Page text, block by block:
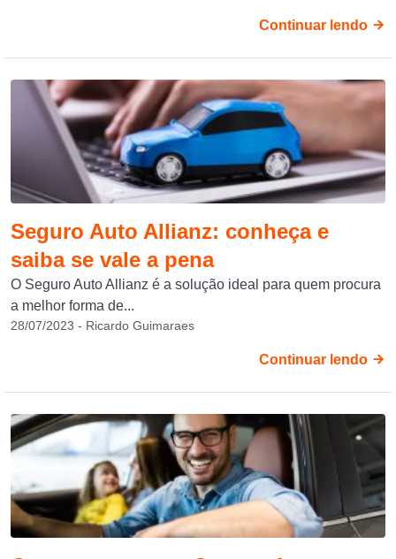
Continuar lendo
Seguro Auto Allianz: conheça e
saiba se vale a pena
O Seguro Auto Allianz é a solução ideal para quem procura
a melhor forma de...
28/07/2023 - Ricardo Guimaraes
Continuar lendo